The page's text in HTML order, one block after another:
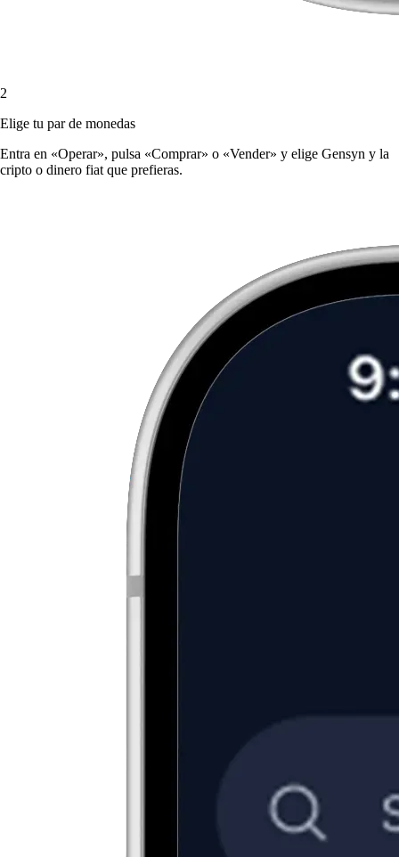
2
Elige tu par de monedas
Entra en «Operar», pulsa «Comprar» o «Vender» y elige Gensyn y la
cripto o dinero fiat que prefieras.